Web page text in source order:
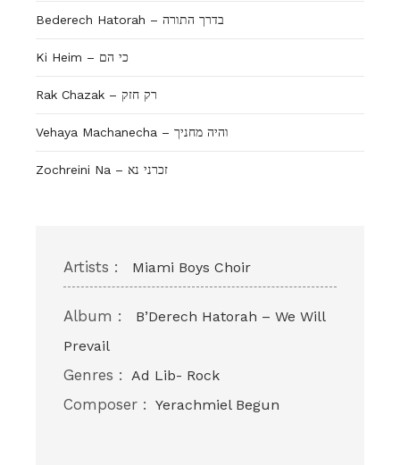
Bederech Hatorah – בדרך התורה
Ki Heim – כי הם
Rak Chazak – רק חזק
Vehaya Machanecha – והיה מחניך
Zochreini Na – זכרני נא
Artists : Miami Boys Choir
Album :
B’Derech Hatorah – We Will
Prevail
Genres : Ad Lib- Rock
Composer : Yerachmiel Begun